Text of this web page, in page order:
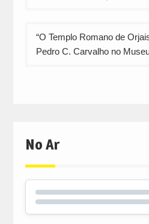
“O Templo Romano de
Pedro C. Carvalho no
No Ar